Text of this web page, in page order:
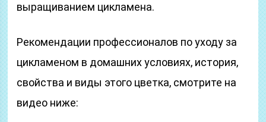
выращиванием цикламена.
Рекомендации профессионалов по уходу за
цикламеном в домашних условиях, история,
свойства и виды этого цветка, смотрите на
видео ниже: